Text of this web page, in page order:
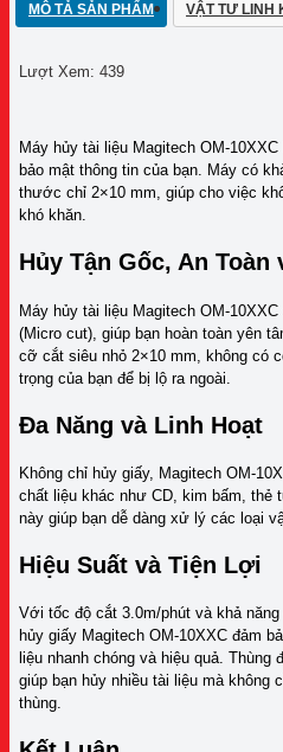
MÔ TẢ SẢN PHẨM VẬT TƯ LINH
Lượt Xem: 439
Máy hủy tài liệu Magitech OM-
bảo mật thông tin của bạn. Máy có
thước chỉ 2×10 mm, giúp cho việc
khó khăn.
Hủy Tận Gốc, An Toàn
Máy hủy tài liệu Magitech OM-
(Micro cut), giúp bạn hoàn toàn yên
cỡ cắt siêu nhỏ 2×10 mm, không có
trọng của bạn để bị lộ ra ngoài.
Đa Năng và Linh Hoạt
Không chỉ hủy giấy, Magitech OM-
chất liệu khác như CD, kim bấm, thẻ
này giúp bạn dễ dàng xử lý các loại
Hiệu Suất và Tiện Lợi
Với tốc độ cắt 3.0m/phút và khả
hủy giấy Magitech OM-10XXC đảm
liệu nhanh chóng và hiệu quả.
giúp bạn hủy nhiều tài liệu mà không
thùng.